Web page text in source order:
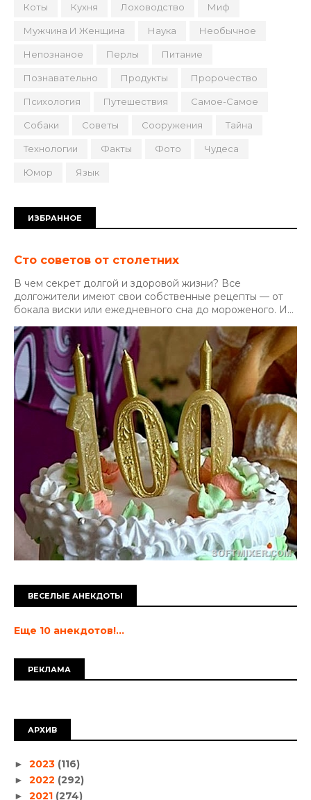
Коты Кухня Лоховодство Миф
Мужчина И Женщина Наука Необычное
Непознаное Перлы Питание
Познавательно Продукты Пророчество
Психология Путешествия Самое-Самое
Собаки Советы Сооружения Тайна
Технологии Факты Фото Чудеса
Юмор Язык
ИЗБРАННОЕ
Сто советов от столетних
В чем секрет долгой и здоровой жизни? Все
долгожители имеют свои собственные рецепты — от
бокала виски или ежедневного сна до мороженого. И...
ВЕСЕЛЫЕ АНЕКДОТЫ
Еще 10 анекдотов!...
РЕКЛАМА
АРХИВ
► 2023 (116)
► 2022 (292)
► 2021 (274)